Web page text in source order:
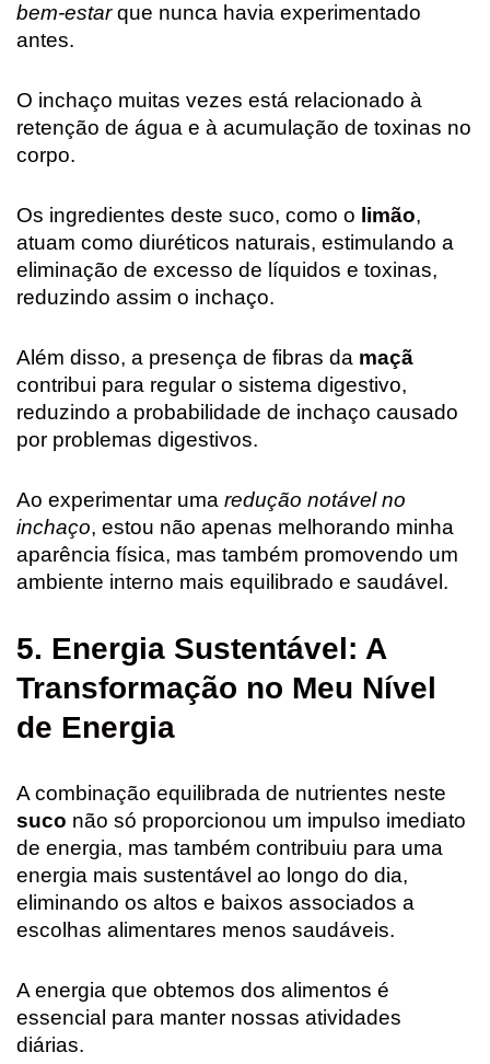
bem-estarque nunca havia experimentado
antes.
O inchaço muitas vezes está relacionado à
retenção de água e à acumulação de toxinas no
corpo.
Os ingredientes deste suco, como o limão,
atuam como diuréticos naturais, estimulando a
eliminação de excesso de líquidos e toxinas,
reduzindo assim o inchaço.
Além disso, a presença de fibras da maçã
contribui para regular o sistema digestivo,
reduzindo a probabilidade de inchaço causado
por problemas digestivos.
Ao experimentar uma redução notável no
inchaço, estou não apenas melhorando minha
aparência física, mas também promovendo um
ambiente interno mais equilibrado e saudável.
5. Energia Sustentável: A
Transformação no Meu Nível
de Energia
A combinação equilibrada de nutrientes neste
suco não só proporcionou um impulso imediato
de energia, mas também contribuiu para uma
energia mais sustentável ao longo do dia,
eliminando os altos e baixos associados a
escolhas alimentares menos saudáveis.
A energia que obtemos dos alimentos é
essencial para manter nossas atividades
diárias.